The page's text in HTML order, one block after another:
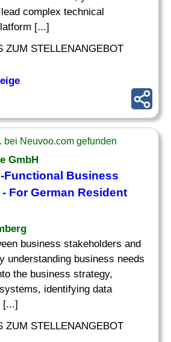
complex technical
[...]
ZUM STELLENANGEBOT
bei Neuvoo.com gefunden
GmbH
Functional Business
For German Resident
business stakeholders and
understanding business needs
the business strategy,
identifying data
[...]
ZUM STELLENANGEBOT